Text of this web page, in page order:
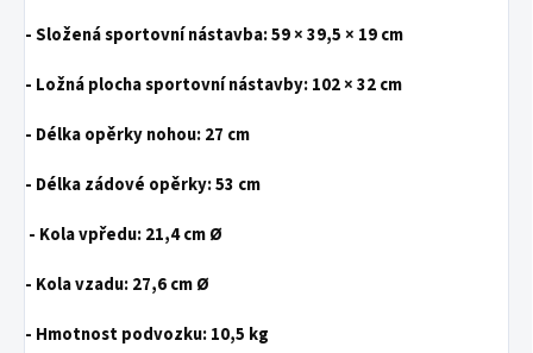
- Složená sportovní nástavba:59 × 39,5 × 19 cm
- Ložná plocha sportovní nástavby:102 × 32 cm
- Délka opěrky nohou:27 cm
- Délka zádové opěrky:53 cm
- Kola vpředu:21,4 cm Ø
- Kola vzadu:27,6 cm Ø
- Hmotnost podvozku:10,5 kg